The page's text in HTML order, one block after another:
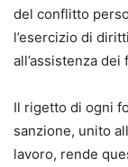
del conflitto
l’esercizio di
all’assistenza
Il rigetto di ogni
sanzione, unito
lavoro, rende